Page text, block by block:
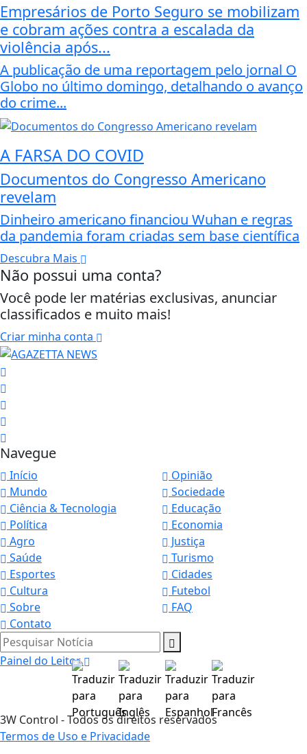
Empresários de Porto Seguro se mobilizam
e cobram ações contra a escalada da
violência após...
A publicação de uma reportagem pelo jornal O
Globo no último domingo, detalhando o avanço
do crime...
A FARSA DO COVID
Documentos do Congresso Americano
revelam
Dinheiro americano financiou Wuhan e regras
da pandemia foram criadas sem base científica
Descubra Mais
Não possui uma conta?
Você pode ler matérias exclusivas, anunciar
classificados e muito mais!
Criar minha conta
Navegue
Início
Opinião
Mundo
Sociedade
Ciência & Tecnologia
Educação
Política
Economia
Agro
Justiça
Saúde
Turismo
Esportes
Cidades
Cultura
Futebol
Sobre
FAQ
Contato
Pesquisar Notícia
Painel do Leitor
3W Control - Todos os direitos reservados
Termos de Uso e Privacidade
Termos de Uso e Privacidade